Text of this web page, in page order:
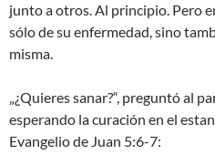
junto a otros. Al principio. Pero
sólo de su enfermedad, sino
misma.
„¿Quieres sanar?“, preguntó al
esperando la curación en el
Evangelio de Juan 5:6-7: